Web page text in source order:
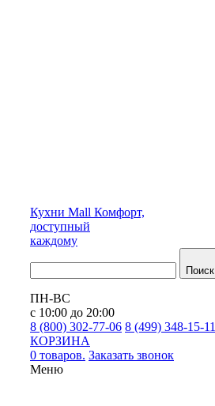
Кухни Mall Комфорт,
доступный
каждому
Поиск
ПН-ВС
с 10:00 до 20:00
8 (800) 302-77-06 8 (499) 348-15-11
КОРЗИНА
0 товаров. Заказать звонок
Меню